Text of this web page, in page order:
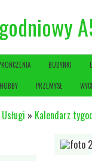
BUDYNKI
HOBBY PRZEMYSŁ
» Kalendarz